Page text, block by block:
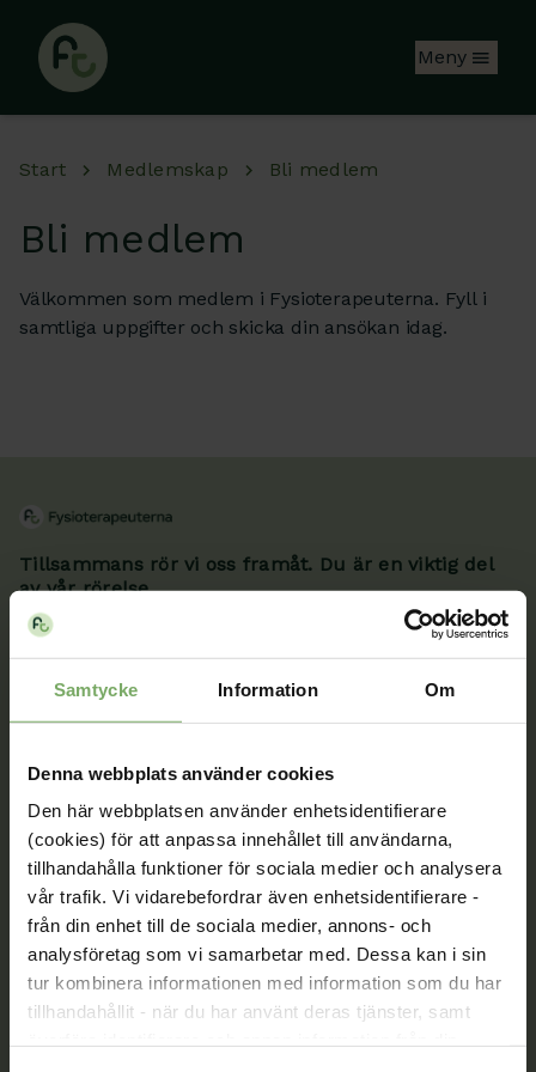
Samtycke Information Om
Denna webbplats använder cookies
Den här webbplatsen använder enhetsidentifierare
(cookies) för att anpassa innehållet till användarna,
tillhandahålla funktioner för sociala medier och analysera
vår trafik. Vi vidarebefordrar även enhetsidentifierare -
från din enhet till de sociala medier, annons- och
analysföretag som vi samarbetar med. Dessa kan i sin
tur kombinera informationen med information som du har
tillhandahållit - när du har använt deras tjänster, samt
Meny
Start Medlemskap Bli medlem
Bli medlem
Välkommen som medlem i Fysioterapeuterna. Fyll i
samtliga uppgifter och skicka din ansökan idag.
Tillsammans rör vi oss framåt. Du är en viktig del
av vår rörelse.
Bli medlem
Välkommen att kontakta oss. Här hittar du kontaktvägar
till oss utifrån din roll och ditt ärende. Du som är
medlem hittar fler kontaktvägar på Min sida.
08-567 06 100
Kontaktuppgifter
Min sida